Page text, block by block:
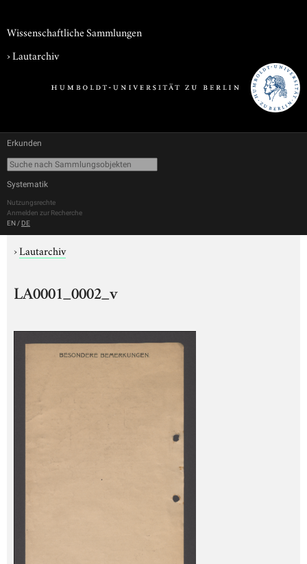
Wissenschaftliche Sammlungen
›Lautarchiv
Erkunden
Systematik
Nutzungsrechte
Anmelden zur Recherche
EN / DE
›Lautarchiv
LA0001_0002_v